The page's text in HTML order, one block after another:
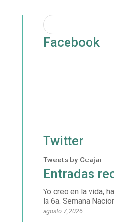
Facebook
Twitter
Tweets by Ccajar
Entradas
Yo creo en la vida,
la 6a. Semana
agosto 7, 2026